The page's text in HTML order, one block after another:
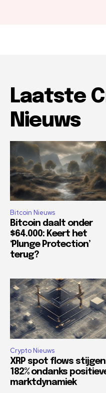
Laatste
Nieuws
Bitcoin Nieuws
Bitcoin daalt onder
$64.000: Keert het
‘Plunge Protection’
terug?
Crypto Nieuws
XRP spot flows stijgen
182% ondanks
marktdynamiek